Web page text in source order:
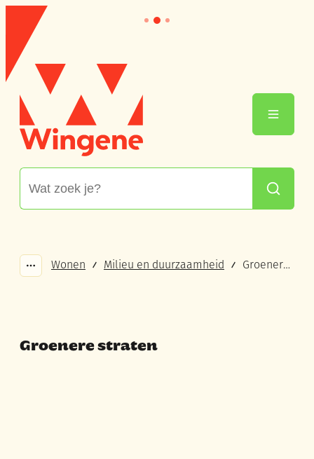
Naar inhoud
Wingene
Zoeken
Menu
Toon alle broodkruimel items
Wonen Milieu en duurzaamheid Groenere straten
Groenere straten